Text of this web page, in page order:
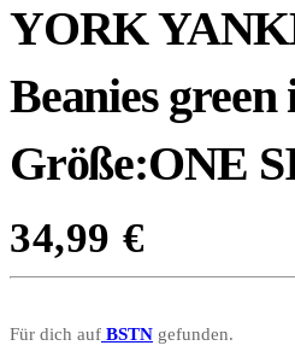
YORK
Beanies green
Größe:ONE
34,99 €
Für dich auf BSTN gefunden.